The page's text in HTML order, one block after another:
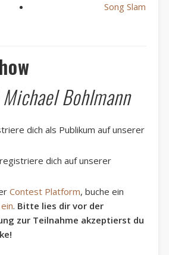
Song Slam
Bohlmann
dich als Publikum auf unserer
dich auf unserer
Contest Platform, buche ein
. Bitte lies dir vor der
zur Teilnahme akzeptierst du